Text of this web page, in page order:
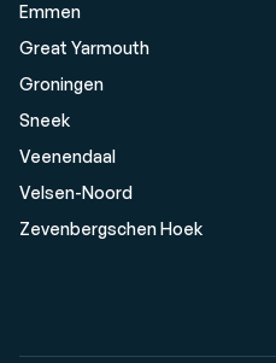
Emmen
Great Yarmouth
Groningen
Sneek
Veenendaal
Velsen-Noord
Zevenbergschen Hoek